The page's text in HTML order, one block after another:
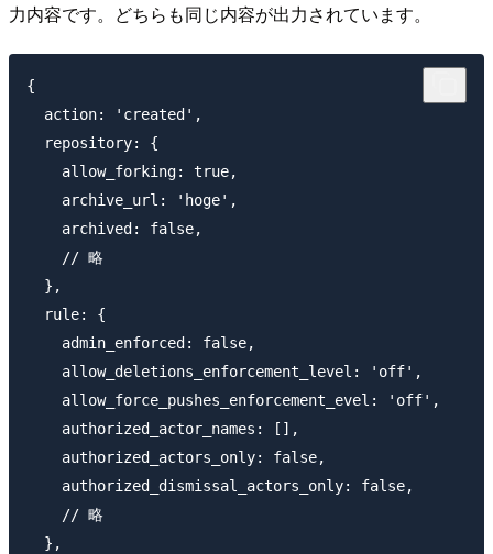
力内容です。どちらも同じ内容が出力されています。
{
  action: 'created',
  repository: {
    allow_forking: true,
    archive_url: 'hoge',
    archived: false,
    // 略
  },
  rule: {
    admin_enforced: false,
    allow_deletions_enforcement_level: 'off',
    allow_force_pushes_enforcement_evel: 'off',
    authorized_actor_names: [],
    authorized_actors_only: false,
    authorized_dismissal_actors_only: false,
    // 略
  },